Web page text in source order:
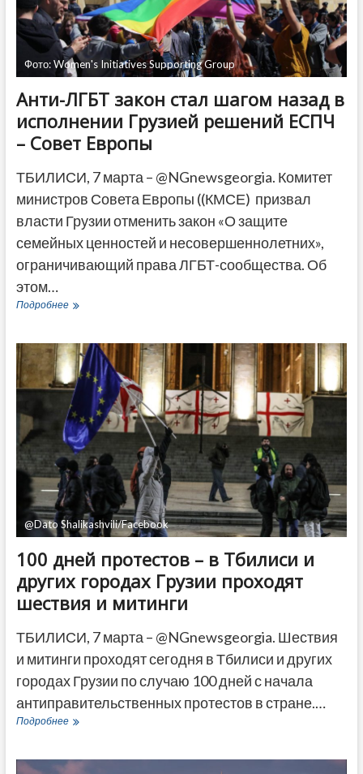
Фото: Women's Initiatives Supporting Group
Анти-ЛГБТ закон стал шагом назад в
исполнении Грузией решений ЕСПЧ
– Совет Европы
ТБИЛИСИ, 7 марта – @NGnewsgeorgia. Комитет
министров Совета Европы ((КМСЕ) призвал
власти Грузии отменить закон «О защите
семейных ценностей и несовершеннолетних»,
ограничивающий права ЛГБТ-сообщества. Об
этом…
ПодробнееАнти-
стал
шагом
назад
в
исполнении
Грузией
решений
ЕСПЧ
–
Совет
Европы
@Dato Shalikashvili/Facebook
100 дней протестов – в Тбилиси и
других городах Грузии проходят
шествия и митинги
ТБИЛИСИ, 7 марта – @NGnewsgeorgia. Шествия
и митинги проходят сегодня в Тбилиси и других
городах Грузии по случаю 100 дней с начала
антиправительственных протестов в стране.…
Подробнее100
–